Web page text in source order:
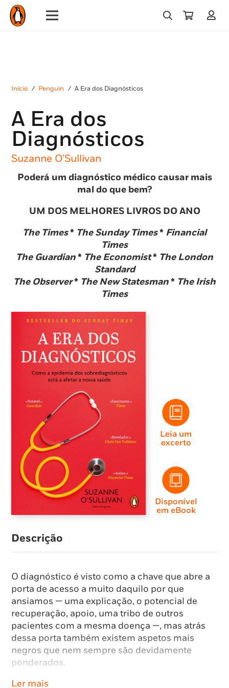
Início / Penguin / A Era dos Diagnósticos
A Era dos
Diagnósticos
Suzanne O'Sullivan
Poderá um diagnóstico médico causar mais
mal do que bem?
UM DOS MELHORES LIVROS DO ANO
The Times* The Sunday Times* Financial
Times
The Guardian* The Economist* The London
Standard
The Observer* The New Statesman* The Irish
Times
Leia um
excerto
Disponível
em eBook
Descrição
O diagnóstico é visto como a chave que abre a
porta de acesso a muito daquilo por que
ansiamos — uma explicação, o potencial de
recuperação, apoio, uma tribo de outros
pacientes com a mesma doença —, mas atrás
dessa porta também existem aspetos mais
negros que nem sempre são devidamente
ponderados.
Do autismo às alergias, da PHDA à Covid longa,
Ler mais